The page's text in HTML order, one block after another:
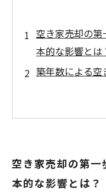
空き家売却の
本的な影響とは
築年数による空
空き家管理の
と注意点
築年数が長い空
空き家売却の第一
本的な影響とは？